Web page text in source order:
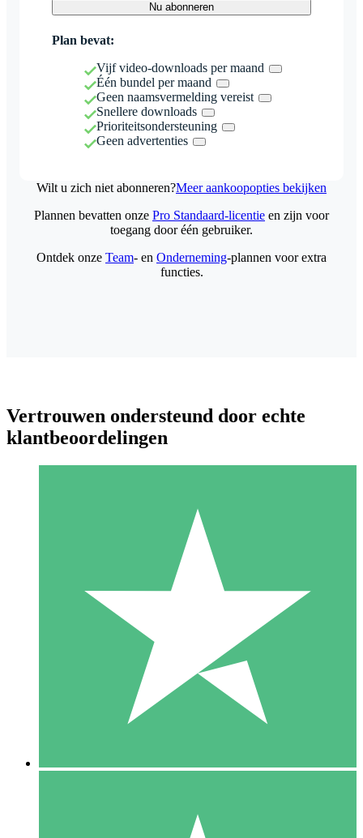
Nu abonneren
Plan bevat:
Vijf video-downloads per maand
Één bundel per maand
Geen naamsvermelding vereist
Snellere downloads
Prioriteitsondersteuning
Geen advertenties
Wilt u zich niet abonneren?Meer aankoopopties bekijken
Individuele Creditpakketten
Betaal per gebruik met downloadtegoeden. Geen maandelijkse
1000
10 Downloaden
Plannen bevatten onze Pro Standaard-licentie en zijn voor
toegang door één gebruiker.
Ontdek onze Team- en Onderneming-plannen voor extra
functies.
Vertrouwen ondersteund door echte
klantbeoordelingen